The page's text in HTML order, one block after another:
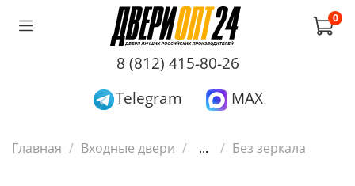
0
8 (812) 415-80-26
Telegram
MAX
Главная Входные двери ... Без зеркала